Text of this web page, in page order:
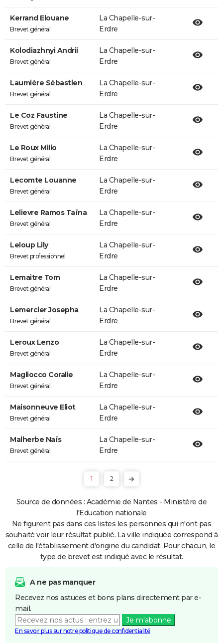
Kerrand Elouane
Brevet général
La Chapelle-sur-
Erdre
Kolodiazhnyi Andrii
Brevet général
La Chapelle-sur-
Erdre
Laumière Sébastien
Brevet général
La Chapelle-sur-
Erdre
Le Coz Faustine
Brevet général
La Chapelle-sur-
Erdre
Le Roux Milio
Brevet général
La Chapelle-sur-
Erdre
Lecomte Louanne
Brevet général
La Chapelle-sur-
Erdre
Lelievre Ramos Taïna
Brevet général
La Chapelle-sur-
Erdre
Leloup Lily
Brevet professionnel
La Chapelle-sur-
Erdre
Lemaitre Tom
Brevet général
La Chapelle-sur-
Erdre
Lemercier Josepha
Brevet général
La Chapelle-sur-
Erdre
Leroux Lenzo
Brevet général
La Chapelle-sur-
Erdre
Magliocco Coralie
Brevet général
La Chapelle-sur-
Erdre
Maisonneuve Eliot
Brevet général
La Chapelle-sur-
Erdre
Malherbe Naïs
Brevet général
La Chapelle-sur-
Erdre
1 2
Source de données : Académie de Nantes - Ministère de
l'Education nationale
Ne figurent pas dans ces listes les personnes qui n'ont pas
souhaité voir leur résultat publié. La ville indiquée correspond à
celle de l'établissement d'origine du candidat. Pour chacun, le
type de brevet est indiqué avec le résultat.
A ne pas manquer
Recevez nos astuces et bons plans directement par e-
mail.
Je m'abonne
En savoir plus sur notre politique de confidentialité